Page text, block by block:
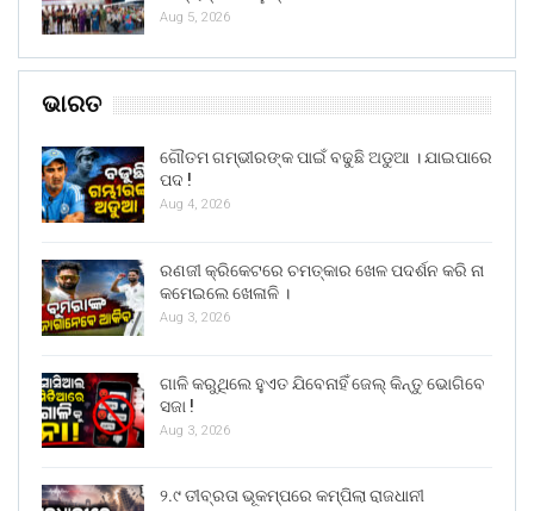
Aug 5, 2026
ଭାରତ
ଗୌତମ ଗମ୍ଭୀରଙ୍କ ପାଇଁ ବଢୁଛି ଅଡୁଆ । ଯାଇପାରେ
ପଦ !
Aug 4, 2026
ରଣଜୀ କ୍ରିକେଟରେ ଚମତ୍କାର ଖେଳ ପଦର୍ଶନ କରି ନା
କମେଇଲେ ଖେଳାଳି ।
Aug 3, 2026
ଗାଳି କରୁଥିଲେ ହୁଏତ ଯିବେନାହିଁ ଜେଲ୍ କିନ୍ତୁ ଭୋଗିବେ
ସଜା !
Aug 3, 2026
୨.୯ ତୀବ୍ରତା ଭୂକମ୍ପରେ କମ୍ପିଲା ରାଜଧାନୀ